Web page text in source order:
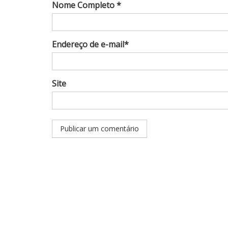
Nome Completo *
Endereço de e-mail*
Site